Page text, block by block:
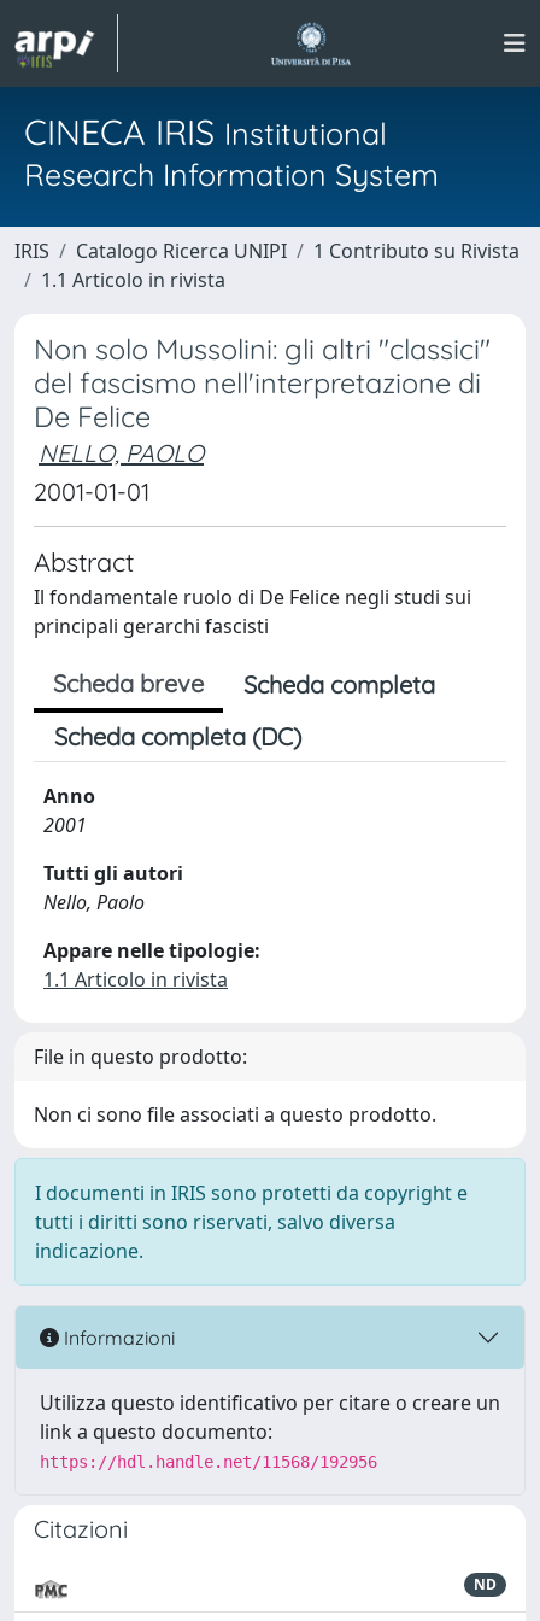
CINECA IRIS Institutional
Research Information System
IRIS Catalogo Ricerca UNIPI
1 Contributo su Rivista
1.1 Articolo in rivista
Non solo Mussolini: gli altri "classici"
del fascismo nell'interpretazione di
De Felice
NELLO, PAOLO
2001-01-01
Abstract
Il fondamentale ruolo di De Felice negli studi sui
principali gerarchi fascisti
Scheda breve
Scheda completa
Scheda completa (DC)
Anno
2001
Tutti gli autori
Nello, Paolo
Appare nelle tipologie:
1.1 Articolo in rivista
File in questo prodotto:
Non ci sono file associati a questo prodotto.
I documenti in IRIS sono protetti da copyright e
tutti i diritti sono riservati, salvo diversa
indicazione.
Informazioni
Utilizza questo identificativo per citare o creare un
link a questo documento:
https://hdl.handle.net/11568/192956
Citazioni
ND